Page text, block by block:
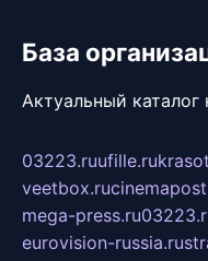
База
Актуальный
03223.ruufille.ru
veetbox.ru
mega-press.ru
eurovision-russia.ru